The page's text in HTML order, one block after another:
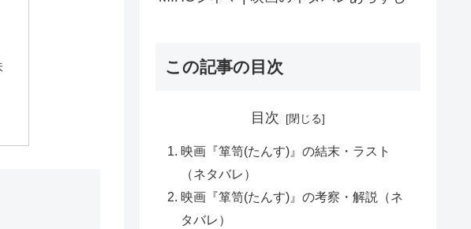
この記事の目次
目次
映画『箪笥(たんす)』の結末・ラスト
（ネタバレ）
映画『箪笥(たんす)』の考察・解説（ネ
タバレ）